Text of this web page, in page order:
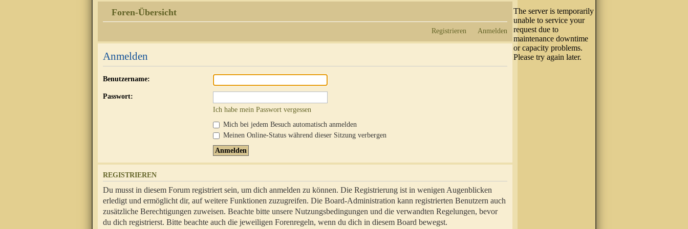
Foren-Übersicht
Registrieren Anmelden
Anmelden
Benutzername:
Passwort:
Ich habe mein Passwort vergessen
Mich bei jedem Besuch automatisch anmelden
Meinen Online-Status während dieser Sitzung verbergen
REGISTRIEREN
Du musst in diesem Forum registriert sein, um dich anmelden zu können. Die Registrierung ist in wenigen Augenblicken
erledigt und ermöglicht dir, auf weitere Funktionen zuzugreifen. Die Board-Administration kann registrierten Benutzern auch
zusätzliche Berechtigungen zuweisen. Beachte bitte unsere Nutzungsbedingungen und die verwandten Regelungen, bevor
du dich registrierst. Bitte beachte auch die jeweiligen Forenregeln, wenn du dich in diesem Board bewegst.